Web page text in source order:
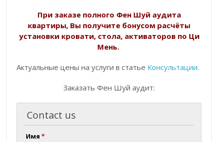
При заказе полного Фен Шуй аудита
квартиры, Вы получите бонусом расчёты
установки кровати, стола, активаторов по Ци
Мень.
Актуальные цены на услуги в статье Консультации.
Заказать Фен Шуй аудит:
Contact us
Имя *